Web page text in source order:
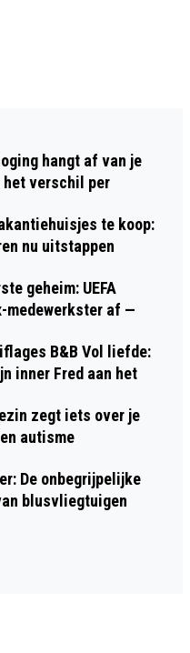
hangt af van je
verschil per
te koop:
nu uitstappen
geheim: UEFA
medewerkster af —
B&B Vol liefde:
inner Fred aan het
zegt iets over je
autisme
De onbegrijpelijke
blusvliegtuigen